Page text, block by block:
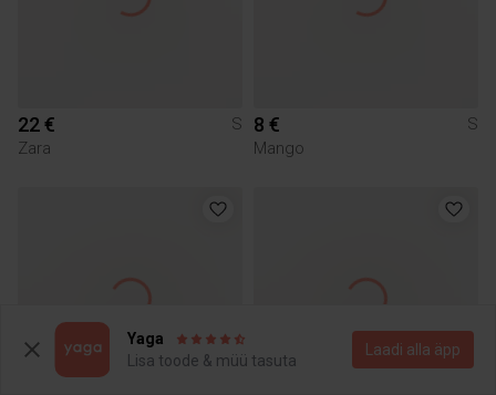
22 €
S
Zara
8 €
S
Mango
Yaga
Lisa toode & müü tasuta
Laadi alla äpp